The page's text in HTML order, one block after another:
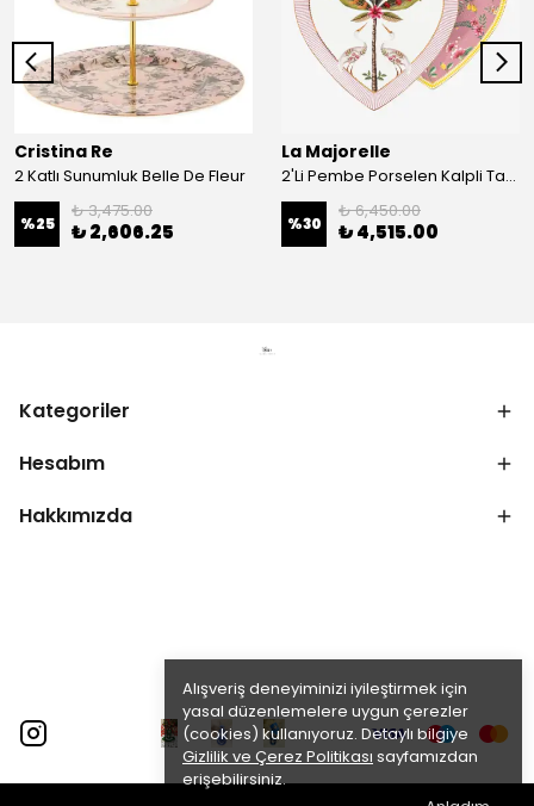
Alışveriş deneyiminizi iyileştirmek için
yasal düzenlemelere uygun çerezler
(cookies) kullanıyoruz. Detaylı bilgiye
Gizlilik ve Çerez Politikası sayfamızdan
erişebilirsiniz.
Cristina Re
2 Katlı Sunumluk Belle De Fleur
%25
₺ 3,475.00
₺ 2,606.25
La Majorelle
2'Li Pembe Porselen Kalpli Tabak 21,5 Cm La Majorelle
%30
₺ 6,450.00
₺ 4,515.00
Kategoriler
Hesabım
Hakkımızda